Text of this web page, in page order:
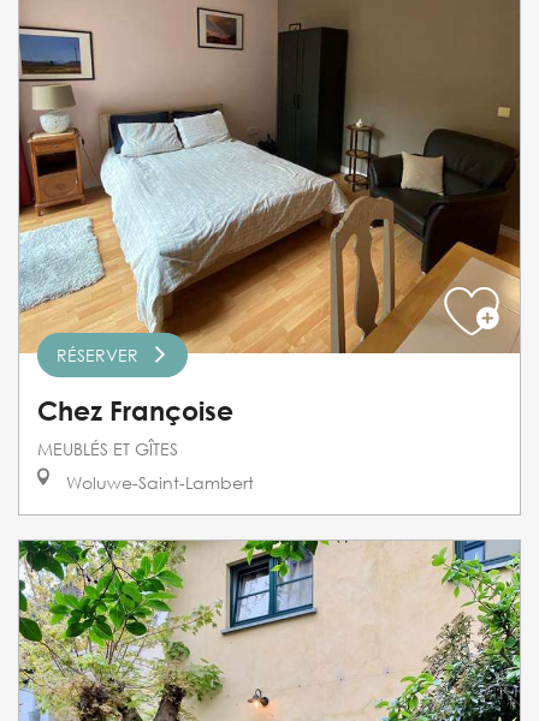
RÉSERVER
Chez Françoise
MEUBLÉS ET GÎTES
Woluwe-Saint-Lambert